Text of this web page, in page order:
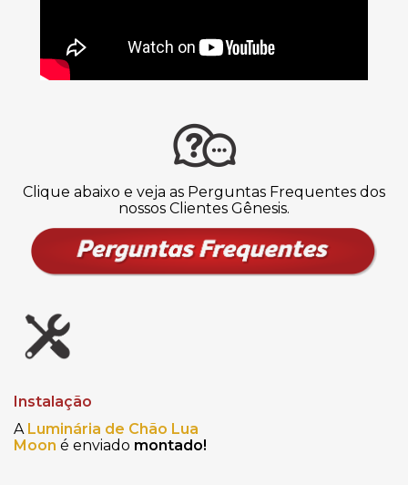
Clique abaixo e veja as Perguntas Frequentes dos
nossos Clientes Gênesis.
Instalação
A Luminária de Chão Lua
Moon é enviado montado!